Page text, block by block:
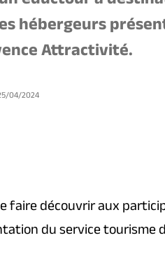
hébergeurs
Attractivité.
04/2024
faire découvrir aux
du service